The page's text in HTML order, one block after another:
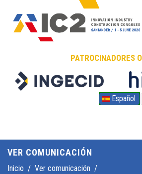
Pasar al contenido principal
PATROCINADORES
Español
VER COMUNICACIÓN
Inicio / Ver comunicación /